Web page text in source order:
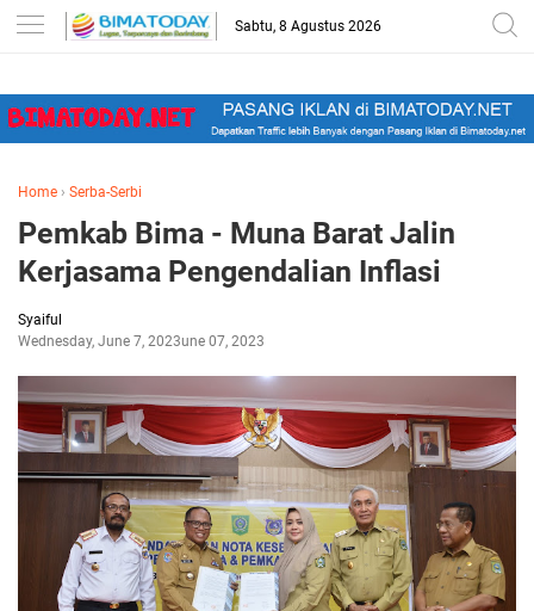
-->
Sabtu, 8 Agustus 2026
Home › Serba-Serbi
Pemkab Bima - Muna Barat Jalin
Kerjasama Pengendalian Inflasi
Syaiful
Wednesday, June 7, 2023June 07, 2023